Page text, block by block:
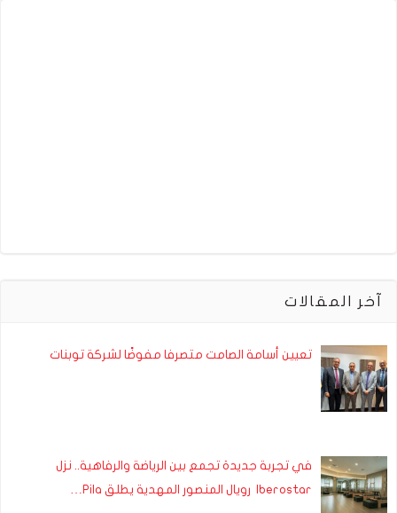
آخر المقالات
تعيين أسامة الصامت متصرفا مفوضًا لشركة توبنات
في تجربة جديدة تجمع بين الرياضة والرفاهية.. نزل
Iberostar رويال المنصور المهدية يطلق Pila…